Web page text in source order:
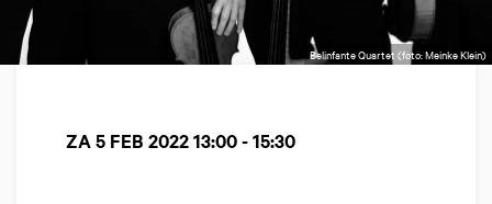
Belinfante Quartet (foto: Meinke Klein)
ZA 5 FEB 202213:00 - 15:30